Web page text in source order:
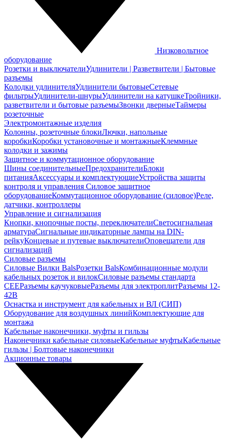
Низковольтное
оборудование
Розетки и выключателиУдлинители | Разветвители | Бытовые
разъемы
Колодки удлинителяУдлинители бытовыеСетевые
фильтрыУдлинители-шнурыУдлинители на катушкеТройники,
разветвители и бытовые разъемыЗвонки дверныеТаймеры
розеточные
Электромонтажные изделия
Колонны, розеточные блокиЛючки, напольные
коробкиКоробки установочные и монтажныеКлеммные
колодки и зажимы
Защитное и коммутационное оборудование
Шины соединительныеПредохранителиБлоки
питанияАксессуары и комплектующиеУстройства защиты
контроля и управления Силовое защитное
оборудованиеКоммутационное оборудование (силовое)Реле,
датчики, контроллеры
Управление и сигнализация
Кнопки, кнопочные посты, переключателиСветосигнальная
арматураСигнальные индикаторные лампы на DIN-
рейкуКонцевые и путевые выключателиОповещатели для
сигнализаций
Силовые разъемы
Силовые Вилки BalsРозетки BalsКомбинационные модули
кабельных розеток и вилокСиловые разъемы стандарта
CEEРазъемы каучуковыеРазъемы для электроплитРазъемы 12-
42В
Оснастка и инструмент для кабельных и ВЛ (СИП)
Оборудование для воздушных линийКомплектующие для
монтажа
Кабельные наконечники, муфты и гильзы
Наконечники кабельные силовыеКабельные муфтыКабельные
гильзы | Болтовые наконечники
Акционные товары